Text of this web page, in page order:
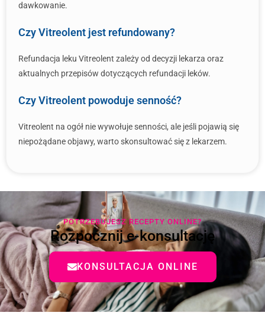
dawkowanie.
Czy Vitreolent jest refundowany?
Refundacja leku Vitreolent zależy od decyzji lekarza oraz
aktualnych przepisów dotyczących refundacji leków.
Czy Vitreolent powoduje senność?
Vitreolent na ogół nie wywołuje senności, ale jeśli pojawią się
niepożądane objawy, warto skonsultować się z lekarzem.
POTRZEBUJESZ RECEPTY ONLINE?
Rozpocznij e-konsultację
KONSULTACJA ONLINE